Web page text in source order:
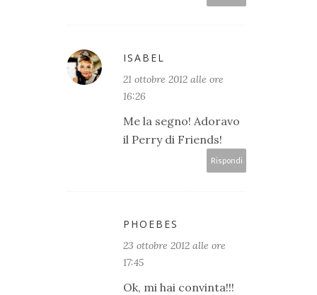
ISABEL
21 ottobre 2012 alle ore
16:26
Me la segno! Adoravo
il Perry di Friends!
Rispondi
PHOEBES
23 ottobre 2012 alle ore
17:45
Ok, mi hai convinta!!!